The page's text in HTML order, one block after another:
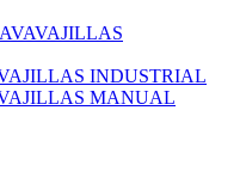
INDUSTRIAL
MANUAL